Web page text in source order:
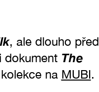
, ale dlouho před
dokument The
na MUBI.